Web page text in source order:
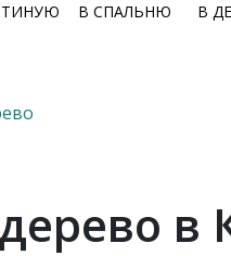
В СПАЛЬНЮ В
в